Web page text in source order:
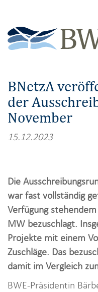
BNetzA
der
November
15.12.2023
Die
war fast vollständig
Verfügung
MW bezuschlagt.
Projekte mit einem
Zuschläge. Das
damit im Vergleich
BWE-Präsidentin